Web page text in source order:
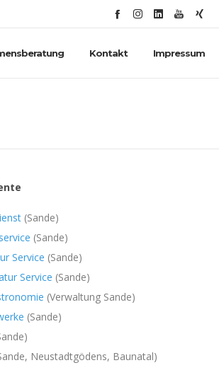
Kontakt Impressum
(Sande)
(Sande)
Service (Sande)
Service (Sande)
(Verwaltung Sande)
(Sande)
Neustadtgödens, Baunatal)